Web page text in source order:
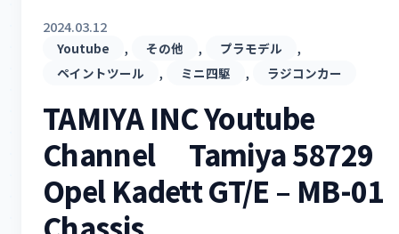
2024.03.12
Youtube , その他 , プラモデル ,
ペイントツール , ミニ四駆 , ラジコンカー
TAMIYA INC Youtube
Channel Tamiya 58729
Opel Kadett GT/E – MB-01